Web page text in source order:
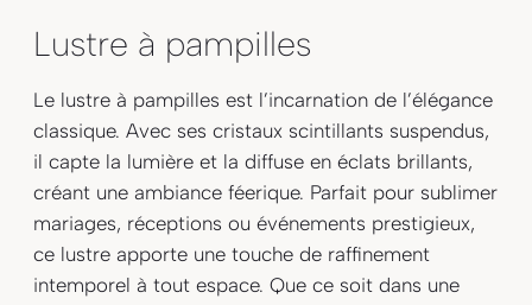
Lustre à pampilles
Le lustre à pampilles est l’incarnation de l’élégance
classique. Avec ses cristaux scintillants suspendus,
il capte la lumière et la diffuse en éclats brillants,
créant une ambiance féerique. Parfait pour sublimer
mariages, réceptions ou événements prestigieux,
ce lustre apporte une touche de raffinement
intemporel à tout espace. Que ce soit dans une